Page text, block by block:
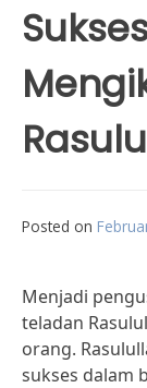
Posted on
Menjadi
teladan
orang.
sukses dalam